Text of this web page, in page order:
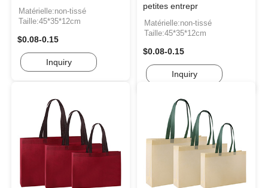
Matérielle:non-tissé
Taille:45*35*12cm
$0.08-0.15
Inquiry
petites entrepr
Matérielle:non-tissé
Taille:45*35*12cm
$0.08-0.15
Inquiry